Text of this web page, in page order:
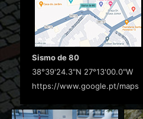
Sismo de 80
38°39'24.3"N 27°13'00.0"W
https://www.google.pt/maps